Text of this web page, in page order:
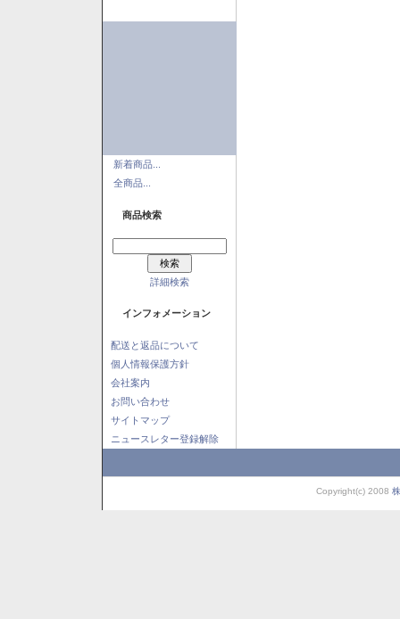
新着商品...
全商品...
商品検索
詳細検索
インフォメーション
配送と返品について
個人情報保護方針
会社案内
お問い合わせ
サイトマップ
ニュースレター登録解除
Copyright(c) 2008